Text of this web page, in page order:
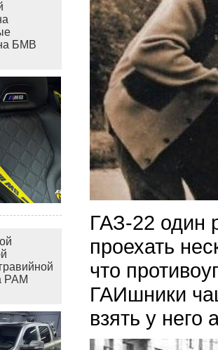
БМВ
РАМ
ГАЗ-22 один
проехать
что
ГАИшники
взять у него